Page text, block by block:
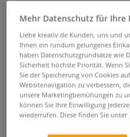
DALER-
Borstenpinsel,
Katzenzunge-
0
DALER-ROWNEY Georgian
Katzenzunge. Die sanfte
Mehr Datenschutz für Ihre
Liebe kreativ.de Kunden, uns und
Ihnen ein rundum gelungenes
haben Datenschutzgrundsätze wie
Sicherheit höchste Priorität. Wenn
Sie der Speicherung von Cookies
Websitenavigation zu verbessern,
unsere Marketingbemühungen zu
können Sie Ihre Einwilligung
wiederrufen. Diese finden Sie unter